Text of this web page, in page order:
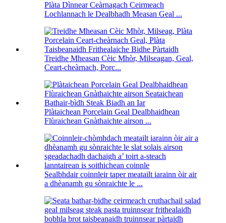
Plàta Dìnnear Ceàrnagach Ceirmeach
Lochlannach le Dealbhadh Measan Geal ...
Treidhe Mheasan Cèic Mhòr, Milseagan, Geal,
Ceart-cheàrnach, Porc...
Plàtaichean Porcelain Geal Dealbhaidhean
Flùraichean Gnàthaichte airson ...
Sealbhdair coinnleir taper meatailt iarainn òir air
a dhèanamh gu sònraichte le ...